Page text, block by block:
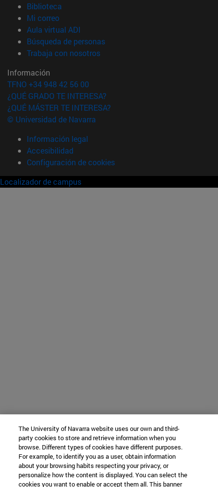
Biblioteca
Mi correo(abre en nueva ventana)
Aula virtual ADI
Búsqueda de personas(abre en nueva ventana)
Trabaja con nosotros(abre en nueva ventana)
Información
TFNO +34 948 42 56 00
¿QUÉ GRADO TE INTERESA?
¿QUÉ MÁSTER TE INTERESA?
© Universidad de Navarra
Información legal
Accesibilidad
Configuración de cookies
Localizador de campus
The University of Navarra website uses our own and third-
party cookies to store and retrieve information when you
browse. Different types of cookies have different purposes.
For example, to identify you as a user, obtain information
about your browsing habits respecting your privacy, or
personalize how the content is displayed. You can select the
cookies you want to enable or accept them all. This banner